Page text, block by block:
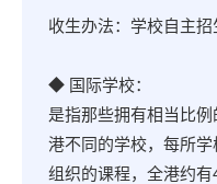
收生办法：学校自主招
◆ 国际学校：
是指那些拥有相当比
港不同的学校，每所
组织的课程，全港约有